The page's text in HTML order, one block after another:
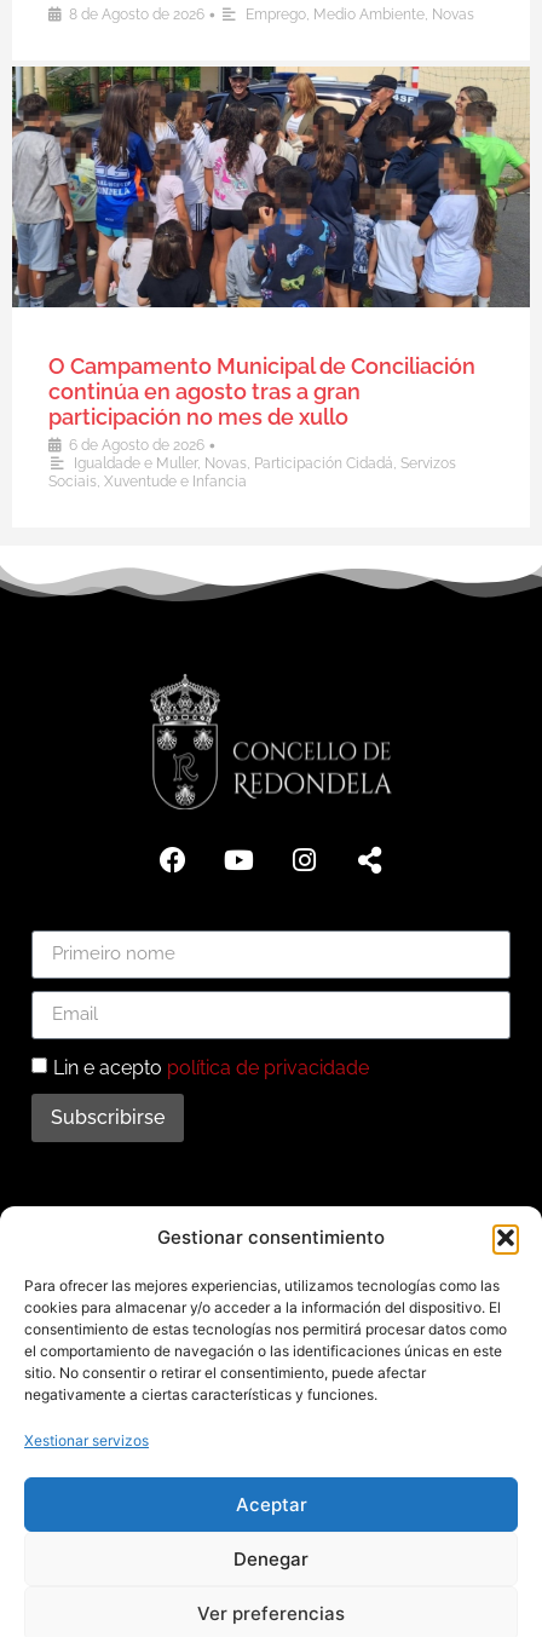
Gestionar consentimiento
Para ofrecer las mejores experiencias, utilizamos tecnologías como las
cookies para almacenar y/o acceder a la información del dispositivo. El
consentimiento de estas tecnologías nos permitirá procesar datos como
el comportamiento de navegación o las identificaciones únicas en este
sitio. No consentir o retirar el consentimiento, puede afectar
negativamente a ciertas características y funciones.
Xestionar servizos
Aceptar
Denegar
Ver preferencias
8 de Agosto de 2026 • Emprego Medio Ambiente Novas
O Campamento Municipal de Conciliación
continúa en agosto tras a gran
participación no mes de xullo
6 de Agosto de 2026 •
Igualdade e Muller, Novas Participación Cidadá Servizos
Sociais Xuventude e Infancia
Lin e acepto política de privacidade
Subscribirse
Subscríbete ao noso
boletín
Mantente informado das últimas novidades e
actividades do municipio. Subscríbete agora e
recibe no teu enderezo electrónico toda a
Aviso legal – Política de privacidad – Cookies – Mapa web